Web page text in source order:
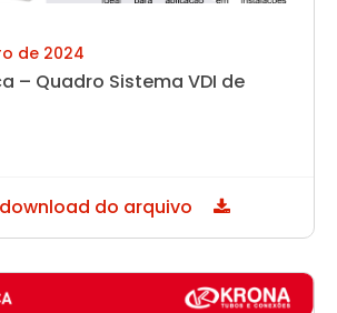
de 2024
– Quadro Sistema VDI de
do arquivo